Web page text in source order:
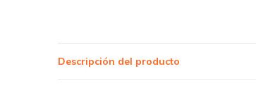
Descripción del producto